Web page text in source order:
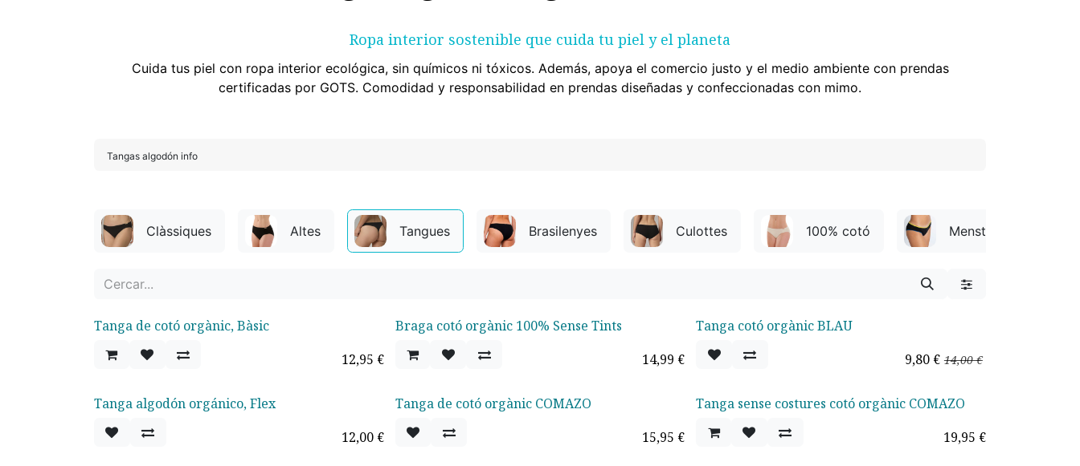
Ropa interior sostenible que cuida tu piel y el planeta
Cuida tus piel con ropa interior ecológica, sin químicos ni tóxicos. Además, apoya el comercio justo y el medio ambiente con prendas
certificadas por GOTS. Comodidad y responsabilidad en prendas diseñadas y confeccionadas con mimo.
Tangas algodón info
Clàssiques Altes Tangues Brasilenyes Culottes 100% cotó Menstruals
Tanga de cotó orgànic, Bàsic
12,95 €
Braga cotó orgànic 100% Sense Tints
14,99 € Oferta -30%
Tanga cotó orgànic BLAU
9,80€ 14,00€
Tanga algodón orgánico, Flex
12,00€
Tanga de cotó orgànic COMAZO
15,95 €
Tanga sense costures cotó orgànic COMAZO
19,95 €